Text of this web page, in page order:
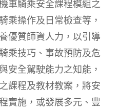
車騎乘安全課程模組之
乘操作及日常檢查等，
優質師資人力，以引導
乘技巧、事故預防及危
安全駕駛能力之知能，
課程及教材教案，將安
實施，或發展多元、豐